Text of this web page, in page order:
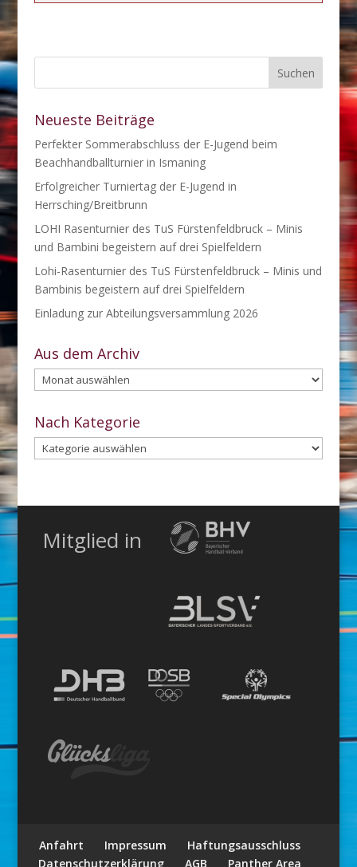
Neueste Beiträge
Perfekter Sommerabschluss der E-Jugend beim
Beachhandballturnier in Ismaning
Erfolgreicher Turniertag der E-Jugend in
Herrsching/Breitbrunn
LOHI Rasenturnier des TuS Fürstenfeldbruck – Minis
und Bambini begeistern auf drei Spielfeldern
Lohi-Rasenturnier des TuS Fürstenfeldbruck – Minis und
Bambinis begeistern auf drei Spielfeldern
Einladung zur Abteilungsversammlung 2026
Aus dem Archiv
Aus
dem
Archiv
Nach Kategorie
Nach
Kategorie
Mitglied in
Anfahrt Impressum
Haftungsausschluss
Datenschutzerklärung
AGB Panther Area